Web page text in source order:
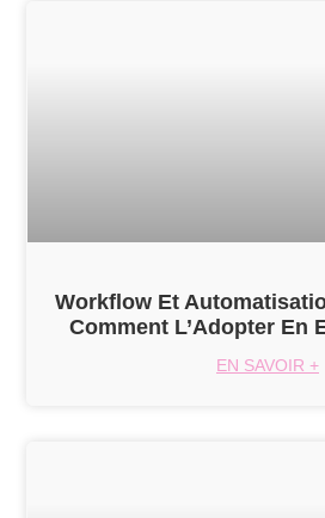
Workflow Et
Comment L’Adopter En
EN SAVOIR +